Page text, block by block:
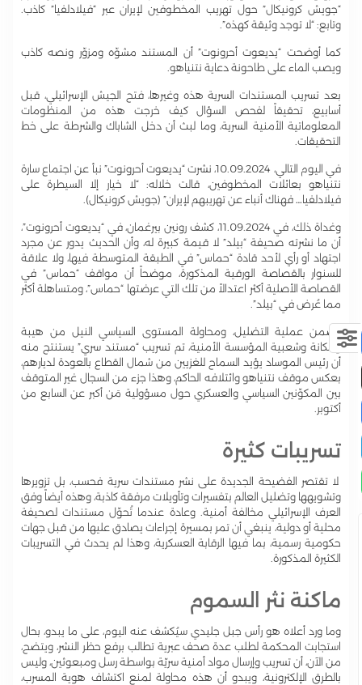
“جويش كرونيكال” حول تهريب المخطوفين لإيران عبر “فيلادلفيا” كاذب.
وتابع: “لا توجد وثيقة كهذه”.
كما أوضحت “يديعوت أحرونوت” أن المستند مشوّه ومزوّر ونصه كاذب
ويصب الماء على طاحونة دعاية نتنياهو.
بعد تسريب المستندات السرية هذه وغيرها، فتح الجيش الإسرائيلي، قبل
أسابيع، تحقيقاً لفحص السؤال كيف خرجت هذه من المنظومات
المعلوماتية الأمنية السرية، وما لبث أن دخل الشاباك والشرطة على خط
التحقيقات.
في اليوم التالي، 10.09.2024، نشرت “يديعوت أحرونوت” نبأ عن اجتماع سارة
نتنياهو بعائلات المخطوفين، قالت خلاله: “لا خيار إلا السيطرة على
فيلادلفيا… فهناك أنباء عن تهريبهم لإيران” (جويش كرونيكال).
وغداة ذلك، في 11.09.2024، كشف رونين بيرغمان، في “يديعوت أحرونوت”،
أن ما نشرته صحيفة “بيلد” لا قيمة كبيرة له، وأن الحديث يدور عن مجرد
اجتهاد أو رأي لأحد قادة “حماس” في الطبقة المتوسطة فيها، ولا علاقة
للسنوار بالقصاصة الورقية المذكورة، موضحاً أن مواقف “حماس” في
القصاصة الأصلية أكثر اعتدالاً من تلك التي عرضتها “حماس”، ومتساهلة أكثر
مما عُرض في “بيلد”.
وضمن عملية التضليل، ومحاولة المستوى السياسي النيل من هيبة
ومكانة وشعبية المؤسسة الأمنية، تم تسريب “مستند سري” يستنتج منه
أن رئيس الموساد يؤيد السماح للغزيين من شمال القطاع بالعودة لديارهم،
بعكس موقف نتنياهو وائتلافه الحاكم، وهذا جزء من السجال غير المتوقف
بين المكوّنين السياسي والعسكري حول مسؤولية مَن أكبر عن السابع من
أكتوبر.
تسريبات كثيرة
لا تقتصر الفضيحة الجديدة على نشر مستندات سرية فحسب، بل تزويرها
وتشويهها وتضليل العالم بتفسيرات وتأويلات مرفقة كاذبة، وهذه أيضاً وفق
العرف الإسرائيلي مخالفة أمنية. وعادة عندما تُحوّل مستندات لصحيفة
محلية أو دولية، ينبغي أن تمر بمسيرة إجراءات يصادق عليها من قبل جهات
حكومية رسمية، بما فيها الرقابة العسكرية، وهذا لم يحدث في التسريبات
الكثيرة المذكورة.
ماكنة نثر السموم
وما ورد أعلاه هو رأس جبل جليدي سيُكشف عنه اليوم، على ما يبدو، بحال
استجابت المحكمة لطلب عدة صحف عبرية تطالب برفع حظر النشر، ويتضح،
من الآن، أن تسريب وإرسال مواد أمنية سريّة بواسطة رسل ومبعوثين، وليس
بالطرق الإلكترونية، ويبدو أن هذه محاولة لمنع اكتشاف هوية المسرب،